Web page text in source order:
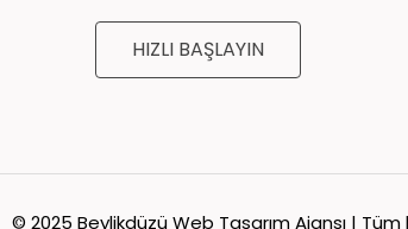
HIZLI BAŞLAYIN
© 2025 Beylikdüzü Web Tasarım Ajansı | Tüm